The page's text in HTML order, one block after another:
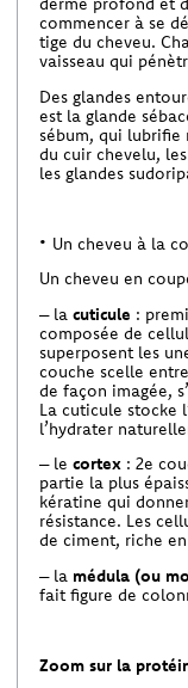
commencer à se
tige du cheveu.
vaisseau qui
Des glandes
est la glande
sébum, qui lubrifie
du cuir chevelu,
les glandes
Un cheveu à la
Un cheveu en
– la cuticule :
composée de
superposent les
couche scelle
de façon imagée,
La cuticule stocke
l’hydrater
– le cortex: 2e
partie la plus
kératine qui
résistance. Les
de ciment, riche
– la médula (ou
fait figure de
Zoom sur la